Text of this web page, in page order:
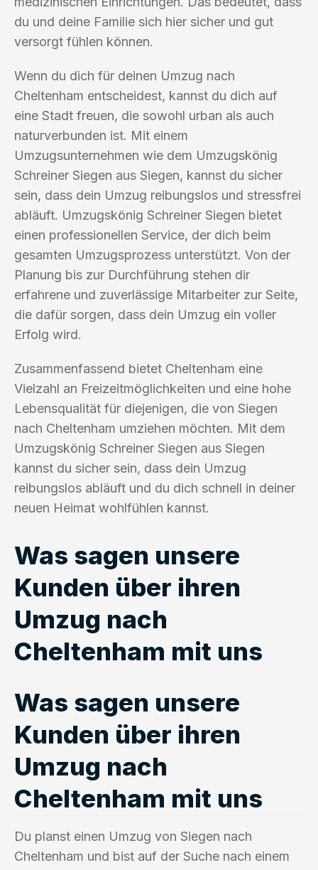
du und deine Familie sich hier sicher und gut
versorgt fühlen können.
Wenn du dich für deinen Umzug nach
Cheltenham entscheidest, kannst du dich auf
eine Stadt freuen, die sowohl urban als auch
naturverbunden ist. Mit einem
Umzugsunternehmen wie dem Umzugskönig
Schreiner Siegen aus Siegen, kannst du sicher
sein, dass dein Umzug reibungslos und stressfrei
abläuft. Umzugskönig Schreiner Siegen bietet
einen professionellen Service, der dich beim
gesamten Umzugsprozess unterstützt. Von der
Planung bis zur Durchführung stehen dir
erfahrene und zuverlässige Mitarbeiter zur Seite,
die dafür sorgen, dass dein Umzug ein voller
Erfolg wird.
Zusammenfassend bietet Cheltenham eine
Vielzahl an Freizeitmöglichkeiten und eine hohe
Lebensqualität für diejenigen, die von Siegen
nach Cheltenham umziehen möchten. Mit dem
Umzugskönig Schreiner Siegen aus Siegen
kannst du sicher sein, dass dein Umzug
reibungslos abläuft und du dich schnell in deiner
neuen Heimat wohlfühlen kannst.
Was sagen unsere
Kunden über ihren
Umzug nach
Cheltenham mit uns
Was sagen unsere
Kunden über ihren
Umzug nach
Cheltenham mit uns
Du planst einen Umzug von Siegen nach
Cheltenham und bist auf der Suche nach einem